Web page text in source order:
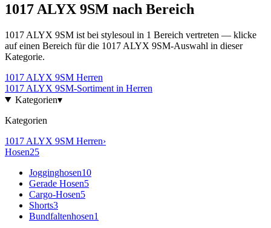
1017 ALYX 9SM nach Bereich
1017 ALYX 9SM ist bei stylesoul in 1 Bereich vertreten — klicke
auf einen Bereich für die 1017 ALYX 9SM-Auswahl in dieser
Kategorie.
1017 ALYX 9SM Herren
1017 ALYX 9SM-Sortiment in Herren
Kategorien▾
Kategorien
1017 ALYX 9SM Herren›
Hosen25
Jogginghosen10
Gerade Hosen5
Cargo-Hosen5
Shorts3
Bundfaltenhosen1